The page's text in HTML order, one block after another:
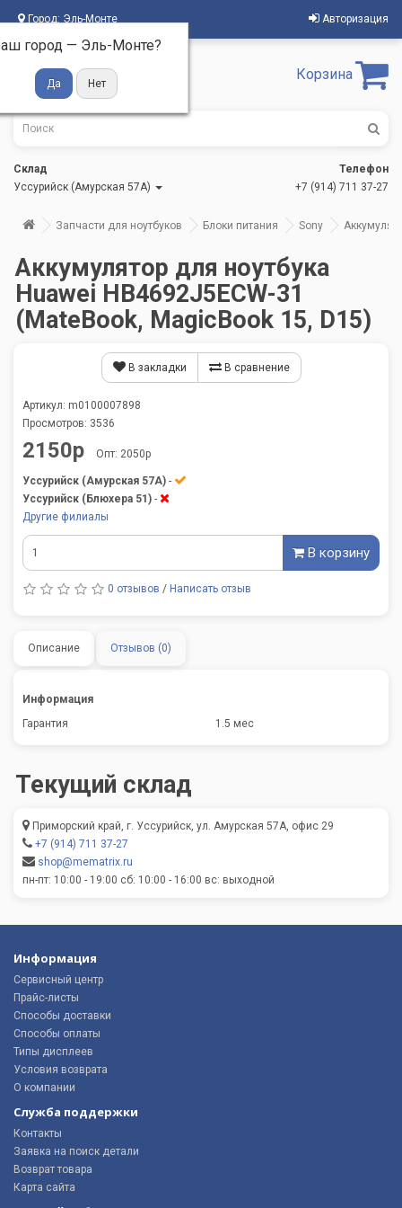
Город: Эль-Монте
город — Эль-Монте?
Авторизация
Корзина
Склад
Уссурийск (Амурская 57А)
Телефон
+7 (914) 711 37-27
Запчасти для ноутбуков Блоки питания Sony
Аккумулятор для ноутбука
Huawei HB4692J5ECW-31
(MateBook, MagicBook 15, D15)
Описание Отзывов (0)
Информация
Гарантия
1.5 мес
Текущий склад
Приморский край, г. Уссурийск, ул. Амурская 57А, офис 29
+7 (914) 711 37-27
shop@mematrix.ru
пн-пт: 10:00 - 19:00 сб: 10:00 - 16:00 вс: выходной
В закладки В сравнение
Артикул: m0100007898
Просмотров: 3536
2150р Опт: 2050р
Уссурийск (Амурская 57А) -
Уссурийск (Блюхера 51) -
Другие филиалы
В корзину
0 отзывов / Написать отзыв
Информация
Сервисный центр
Прайс-листы
Способы доставки
Способы оплаты
Типы дисплеев
Условия возврата
О компании
Служба поддержки
Контакты
Заявка на поиск детали
Возврат товара
Карта сайта